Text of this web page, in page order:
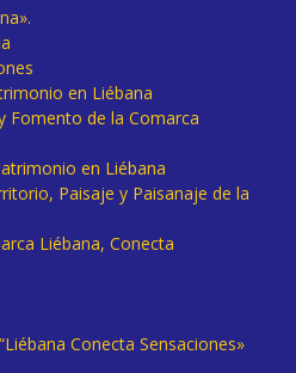
en Liébana
Fomento de la Comarca
en Liébana
Paisaje y Paisanaje de la
Liébana, Conecta
Conecta Sensaciones»